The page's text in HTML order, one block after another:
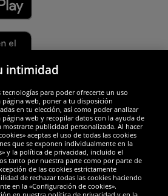
intimidad
para poder ofrecerte un uso
web, poner a tu disposición
en tu elección, así como poder analizar
web y recopilar datos con la ayuda de
mostrarte publicidad personalizada. Al hacer
aceptas el uso de todas las cookies
que se exponen individualmente en la
y la política de privacidad, incluido el
tanto por nuestra parte como por parte de
de las cookies estrictamente
de rechazar todas las cookies haciendo
en la «Configuración de cookies».